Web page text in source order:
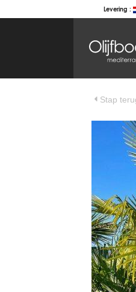
Levering :
Treesafe
Stap